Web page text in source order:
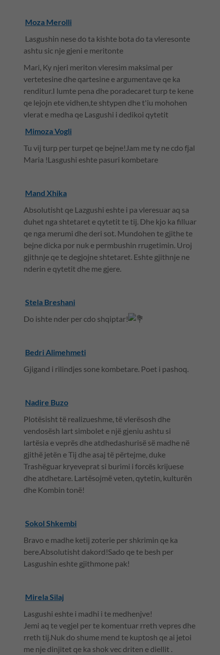
Moza Merolli
Lasgushin nese do ta kishte bota do ta vleresonte
ashtu sic nje gjeni e meritonte
Mari, Ky njeri meriton vleresim maksimal per
vertetesine dhe qartesine e argumentave qe ka
renditur.I lumte pena dhe poradecaret turp te kene
qe lejojn ete vidhen,te shtypen dhe t'iu mohohen
vlerat e medha qe Lasgushi i dedikoi qytetit
Mimoza Vogli
Tu vij turp per turpet qe bejne!Jam me ty ne cdo fjal
Maria !Lasgushi eshte pasuri kombetare
Mand Xhika
Absolutisht qe Lazgushi eshte i pa vleresuar aq sa
duhet nga shtetaret e qytetit te tij. Dhe kjo ka filluar
qe nga merumi dhe deri sot. Mundohen te gjithe te
bejne dicka por nuk e permbushin rrugetimin. Uroj
gjithnje qe te degjojne shtetaret. Eshte gjithnje ne
nderin e qytetit dhe me gjere.
Stela Breshani
Do ishte nder per cdo shqiptar!
Bedri Alimehmeti
Gjigand i rilindjes sone kombetare. Poet i pashoq.
Nadire Buzo
Plotësisht të realizueshme, të vlerësosh dhe
vendosësh lart simbolet e një gjeniu ashtu si
lartësia e veprës dhe atdhedashurisë së madhe në
gjithë jetën e Tij dhe asaj të përtejme, duke
Trashëguar kryeveprat si burimi i forcës krijuese
dhe atdhetare. Lartësojmë veten, qytetin, kulturën
dhe Kombin tonë!
Sokol Shkembi
Bravo e madhe ketij zoterie per shkrimin qe ka
bere.Absolutisht dakord!Sado qe te besh per
Lasgushin eshte gjithmone pak!
Mirela Silaj
Lasgushi eshte i madhi i te medhenjve!
Jemi aq te vegjel per te komentuar rreth vepres dhe
rreth tij.Nuk do shume mend te kuptosh qe ai jetoi
me nje dinjitet qe ka shok vec driten e diellit .